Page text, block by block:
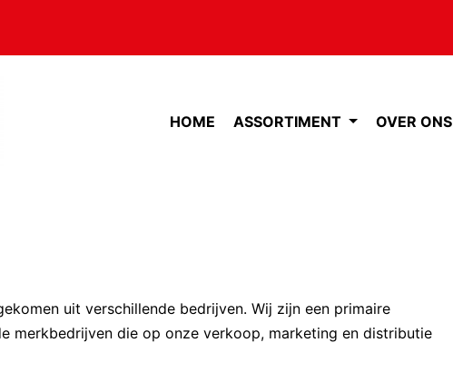
HOME ASSORTIMENT OVER ONS
uit verschillende bedrijven. Wij zijn een primaire
merkbedrijven die op onze verkoop, marketing en distributie